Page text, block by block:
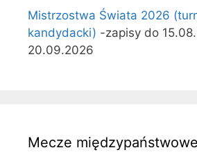
Mistrzostwa Świata 2026
kandydacki) -zapisy do
20.09.2026
Mecze międzypaństwowe